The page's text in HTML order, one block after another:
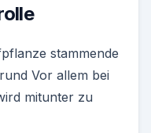
stammende
Vor allem bei
mitunter zu